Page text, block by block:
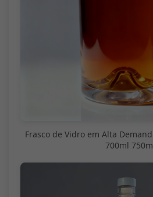
Frasco de Vidro em Alta
700ml